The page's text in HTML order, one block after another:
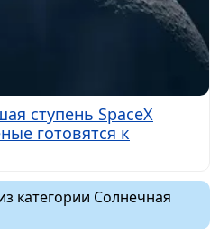
ступень SpaceX
готовятся к
категории Солнечная